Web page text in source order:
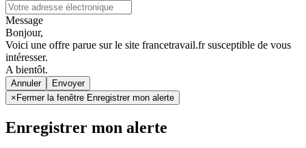
Message
Bonjour,
Voici une offre parue sur le site francetravail.fr susceptible de vous
intéresser.
A bientôt.
Annuler
× Fermer la fenêtre Enregistrer mon alerte
Enregistrer mon alerte